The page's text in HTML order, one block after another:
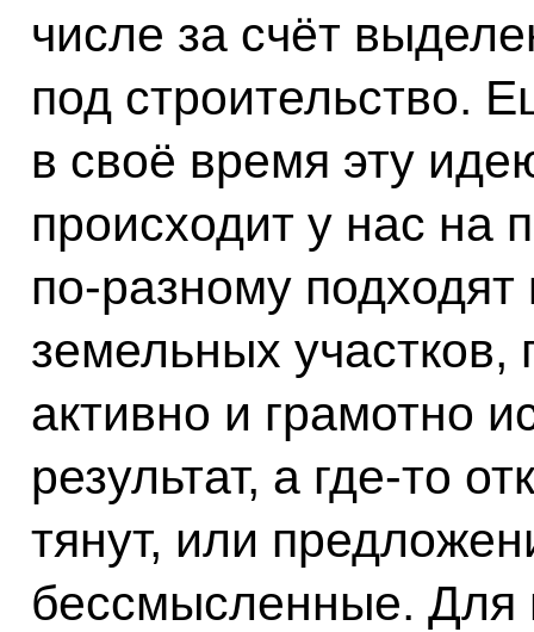
числе за счёт
под строительство.
в своё время эту
происходит у нас на
по‑разному
земельных участков,
активно и грамотно
результат, а где‑то
тянут, или
бессмысленные. Для